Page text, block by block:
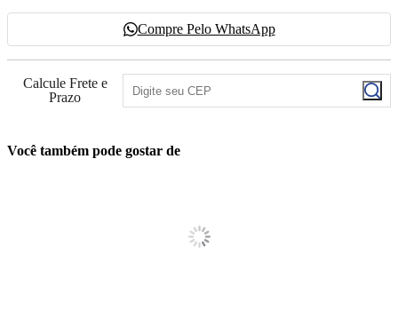
Compre Pelo WhatsApp
Calcule Frete e
Prazo
Você também pode gostar de